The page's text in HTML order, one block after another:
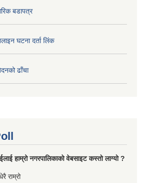
बडापत्र
घटना दर्ता लिंक
ढाँचा
हाम्रो नगरपालिकाको वेबसाइट कस्तो लाग्यो ?
राम्रो